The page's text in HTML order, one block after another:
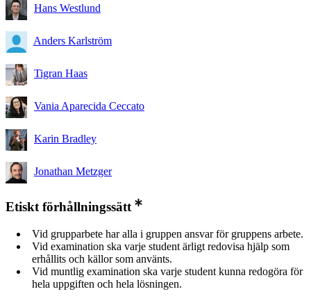
Hans Westlund
Anders Karlström
Tigran Haas
Vania Aparecida Ceccato
Karin Bradley
Jonathan Metzger
Etiskt förhållningssätt
Vid grupparbete har alla i gruppen ansvar för gruppens arbete.
Vid examination ska varje student ärligt redovisa hjälp som
erhållits och källor som använts.
Vid muntlig examination ska varje student kunna redogöra för
hela uppgiften och hela lösningen.